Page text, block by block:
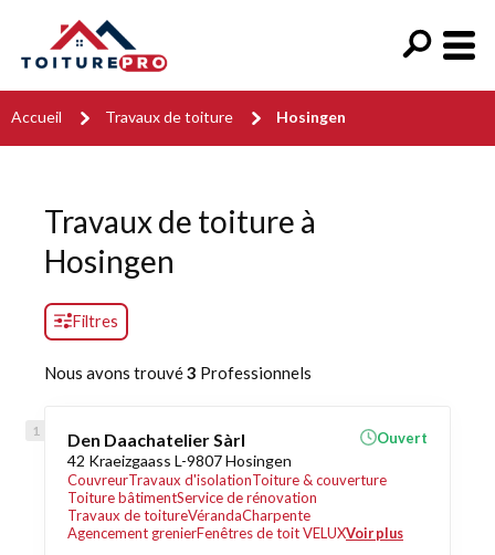
Accueil Travaux de toiture Hosingen
Travaux de toiture à
Hosingen
Filtres
Nous avons trouvé3 Professionnels
Den Daachatelier Sàrl
42 Kraeizgaass L-9807 Hosingen
CouvreurTravaux d'isolationToiture & couverture
Toiture bâtimentService de rénovation
Travaux de toitureVérandaCharpente
Agencement grenierFenêtres de toit VELUXVoir plus
Ouvert